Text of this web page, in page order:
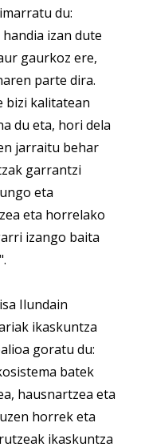
du:
izan dute
gaurkoz ere,
parte dira.
bizi kalitatean
du eta, hori dela
jarraitu behar
garrantzi
eta
eta horrelako
izango baita
Ilundain
ikaskuntza
goratu du:
batek
hausnartzea eta
horrek eta
ikaskuntza